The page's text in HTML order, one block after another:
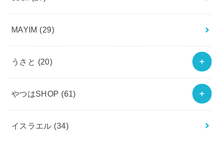
MAYIM (29)
うさと (20)
やつはSHOP (61)
イスラエル (34)